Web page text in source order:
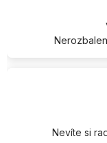
Nevíte si